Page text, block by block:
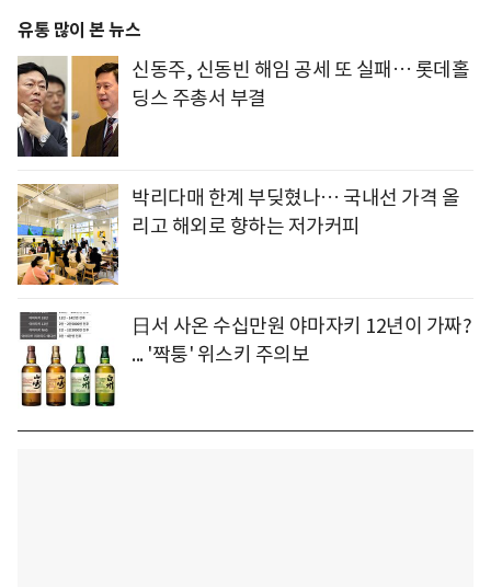
유통 많이 본 뉴스
신동주, 신동빈 해임 공세 또 실패… 롯데홀
딩스 주총서 부결
박리다매 한계 부딪혔나… 국내선 가격 올
리고 해외로 향하는 저가커피
日서 사온 수십만원 야마자키 12년이 가짜?
... '짝퉁' 위스키 주의보